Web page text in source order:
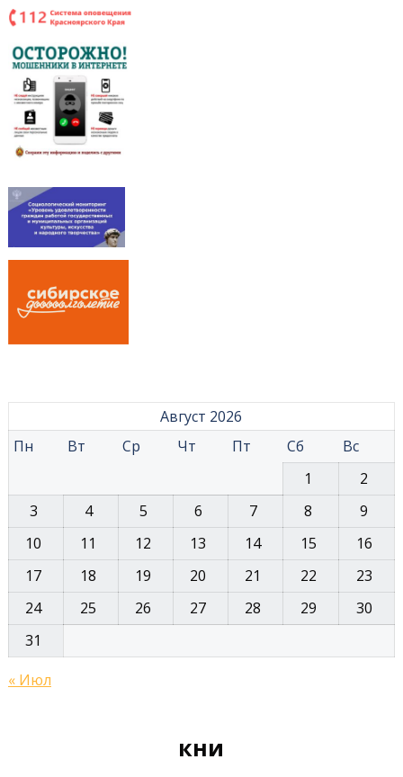
Август 2026
Пн
Вт Ср Чт Пт Сб
Вс
1
2
3
4 5 6 7 8
9
10
11 12 13 14 15
16
17
18 19 20 21 22
23
24
25 26 27 28 29
30
31
« Июл
книжные новинки